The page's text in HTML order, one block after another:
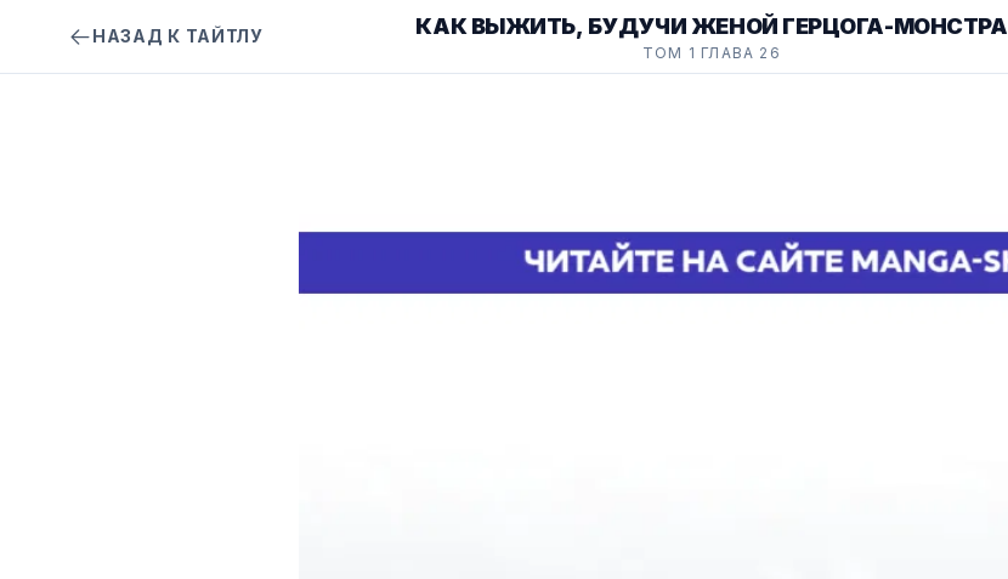
НАЗАД К ТАЙТЛУ КАК ВЫЖИТЬ, БУДУЧИ ЖЕНОЙ ГЕРЦОГА-МОНСТРА
ТОМ 1 ГЛАВА 26